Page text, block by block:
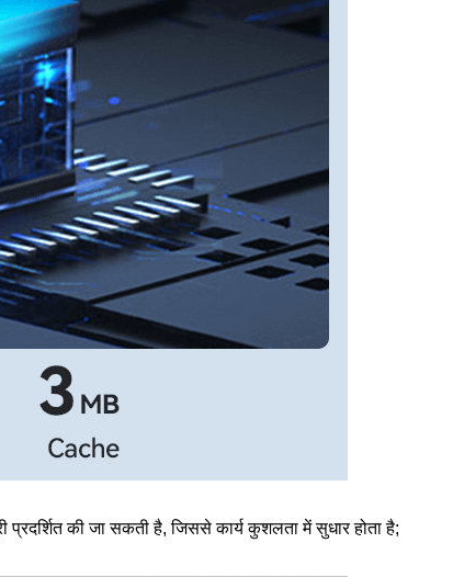
की जा सकती है, जिससे कार्य कुशलता में सुधार होता है;